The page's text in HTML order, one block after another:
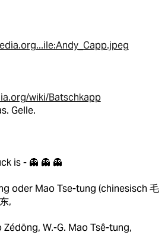
wiki/Batschkapp
Gelle.
is - 👻 👻 👻
oder Mao Tse-tung (chinesisch 毛
,
Zédōng, W.-G. Mao Tsê-tung,